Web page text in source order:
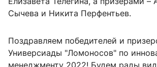
Сычева и Никита Перфентьев.
Поздравляем победителей и
Универсиады "Ломоносов" по